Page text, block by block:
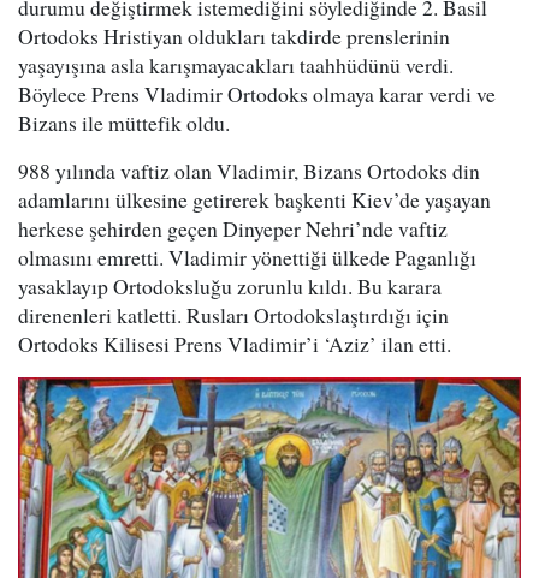
durumu değiştirmek istemediğini söylediğinde 2. Basil
Ortodoks Hristiyan oldukları takdirde prenslerinin
yaşayışına asla karışmayacakları taahhüdünü verdi.
Böylece Prens Vladimir Ortodoks olmaya karar verdi ve
Bizans ile müttefik oldu.
988 yılında vaftiz olan Vladimir, Bizans Ortodoks din
adamlarını ülkesine getirerek başkenti Kiev’de yaşayan
herkese şehirden geçen Dinyeper Nehri’nde vaftiz
olmasını emretti. Vladimir yönettiği ülkede Paganlığı
yasaklayıp Ortodoksluğu zorunlu kıldı. Bu karara
direnenleri katletti. Rusları Ortodokslaştırdığı için
Ortodoks Kilisesi Prens Vladimir’i ‘Aziz’ ilan etti.